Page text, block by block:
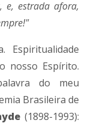
e, estrada afora,
Espiritualidade
nosso Espírito.
do meu
Brasileira de
(1898-1993):